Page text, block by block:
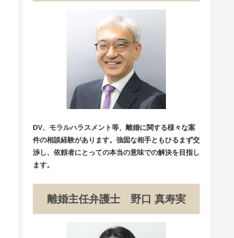
DV、モラルハラスメント等、離婚に関する様々な案
件の相談経験があります。強固な相手ともひるまず交
渉し、依頼者にとっての本当の意味での解決を目指し
ます。
離婚主任弁護士 野口 真寿実